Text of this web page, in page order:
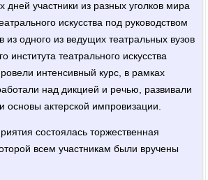
дней участники из разных уголков мира
искусства под руководством
из одного из ведущих театральных вузов
института театрального искусства
интенсивный курс, в рамках
над дикцией и речью, развивали
основы актерской импровизации.
состоялась торжественная
всем участникам были вручены